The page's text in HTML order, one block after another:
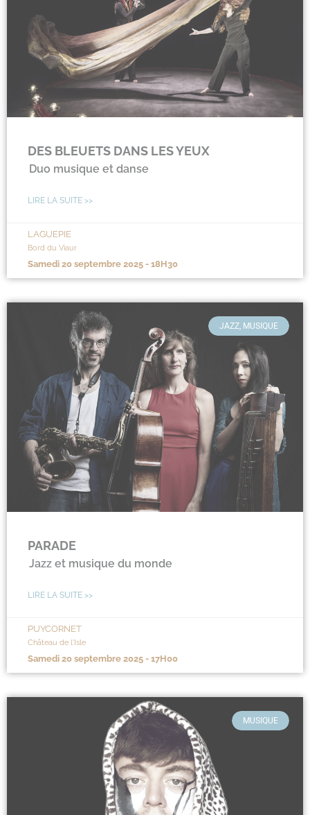
DES BLEUETS DANS LES YEUX
Duo musique et danse
LIRE LA SUITE >>
LAGUEPIE
Bord du Viaur
samedi 20 septembre 2025 - 18H30
JAZZ, MUSIQUE
PARADE
Jazz et musique du monde
LIRE LA SUITE >>
PUYCORNET
Château de l'Isle
samedi 20 septembre 2025 - 17H00
MUSIQUE